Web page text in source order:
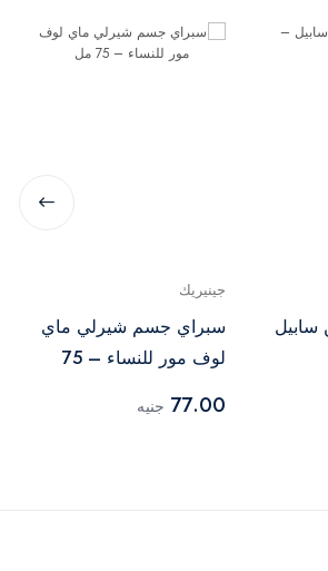
سابيل
جينيريك
سبراي جسم شيرلي ماي
لوف مور للنساء – 75
77.00 جنيه